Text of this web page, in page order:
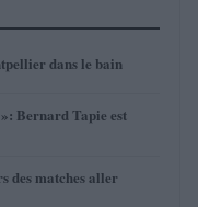
dans le bain
Bernard Tapie est
des matches aller